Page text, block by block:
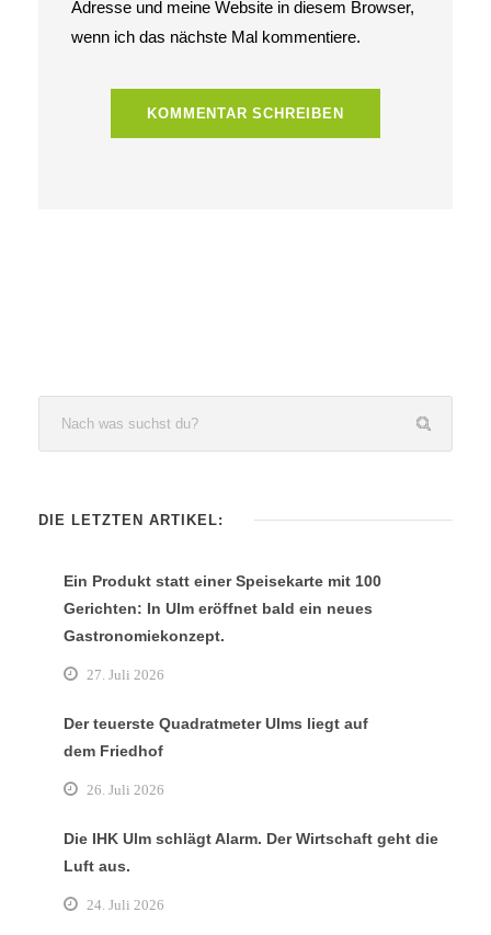
Adresse und meine Website in diesem Browser,
wenn ich das nächste Mal kommentiere.
DIE LETZTEN ARTIKEL:
Ein Produkt statt einer Speisekarte mit 100
Gerichten: In Ulm eröffnet bald ein neues
Gastronomiekonzept.
27. Juli 2026
Der teuerste Quadratmeter Ulms liegt auf
dem Friedhof
26. Juli 2026
Die IHK Ulm schlägt Alarm. Der Wirtschaft geht die
Luft aus.
24. Juli 2026